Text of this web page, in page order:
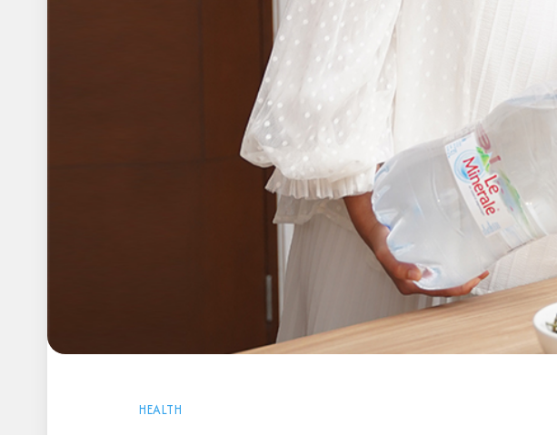
HEALTH